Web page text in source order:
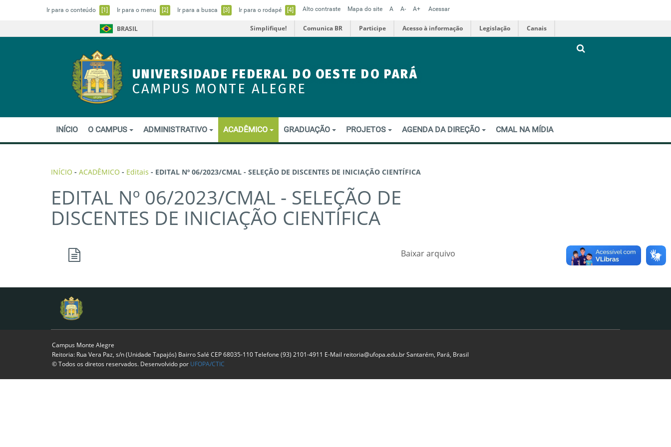
Ir para o conteúdo [1] Ir para o menu [2] Ir para a busca [3] Ir para o rodapé [4] Alto contraste Mapa do site A A- A+ Acessar
BRASIL Simplifique! Comunica BR Participe Acesso à informação Legislação Canais
UNIVERSIDADE FEDERAL DO OESTE DO PARÁ
CAMPUS MONTE ALEGRE
INÍCIO O CAMPUS ADMINISTRATIVO ACADÊMICO GRADUAÇÃO PROJETOS AGENDA DA DIREÇÃO CMAL NA MÍDIA
INÍCIO - ACADÊMICO - Editais - EDITAL Nº 06/2023/CMAL - SELEÇÃO DE DISCENTES DE INICIAÇÃO CIENTÍFICA
EDITAL Nº 06/2023/CMAL - SELEÇÃO DE
DISCENTES DE INICIAÇÃO CIENTÍFICA
Baixar arquivo
Campus Monte Alegre
Reitoria: Rua Vera Paz, s/n (Unidade Tapajós) Bairro Salé CEP 68035-110 Telefone (93) 2101-4911 E-Mail reitoria@ufopa.edu.br Santarém, Pará, Brasil
© Todos os diretos reservados. Desenvolvido por UFOPA/CTIC